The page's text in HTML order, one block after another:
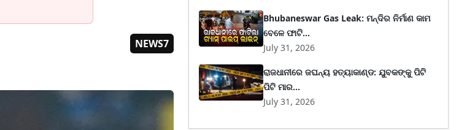
NEWS7
Bhubaneswar Gas Leak: ମନ୍ଦିର ନିର୍ମାଣ କାମ
ବେଳେ ଫାଟି...
July 31, 2026
ରାଜଧାନୀରେ ଜଘନ୍ୟ ହତ୍ୟାକାଣ୍ଡ: ଯୁବକଙ୍କୁ ପିଟି
ପିଟି ମାର...
July 31, 2026